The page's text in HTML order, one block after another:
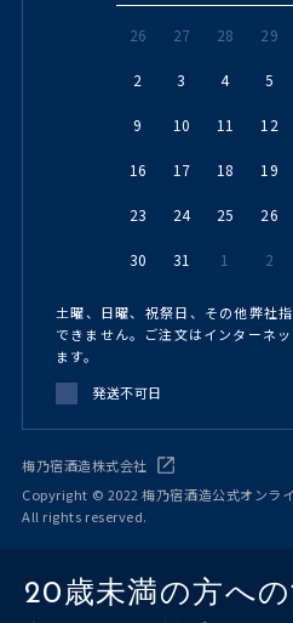
26 27 28 29
2 3 4 5
9 10 11 12
16 17 18 19
23 24 25 26
30 31 1 2
土曜、日曜、祝祭日、その他弊社
できません。ご注文はインターネ
ます。
発送不可日
梅乃宿酒造株式会社
Copyright © 2022 梅乃宿酒造公式オンラ
All rights reserved.
20歳未満の方へ